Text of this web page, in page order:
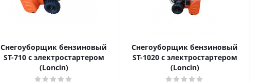
Снегоуборщик бензиновый
ST-710 с электростартером
(Loncin)
Снегоуборщик бензиновый
ST-1020 с электростартером
(Loncin)